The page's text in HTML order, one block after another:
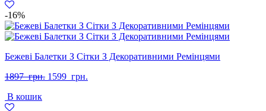
-16%
Бежеві Балетки З Сітки З Декоративними Ремінцями
1897 грн. Оригінальна
1599 грн.
В кошик